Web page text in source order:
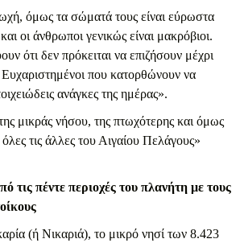
όμως τα σώματά τους είναι εύρωστα
οι άνθρωποι γενικώς είναι μακρόβιοι.
ότι δεν πρόκειται να επιζήσουν μέχρι
που κατορθώνουν να
ανάγκες της ημέρας».
μικράς νήσου, της πτωχότερης και όμως
τις άλλες του Αιγαίου Πελάγους»
τις πέντε περιοχές του πλανήτη με τους
(ή Νικαριά), το μικρό νησί των 8.423